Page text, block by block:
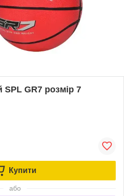
GR7 розмір 7
Купити
або